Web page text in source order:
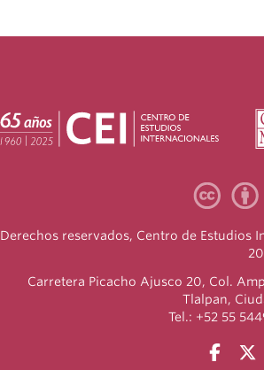
Derechos reservados, Centro de Estudios
Carretera Picacho Ajusco 20, Col.
Tlalpan,
Tel.: +52 55